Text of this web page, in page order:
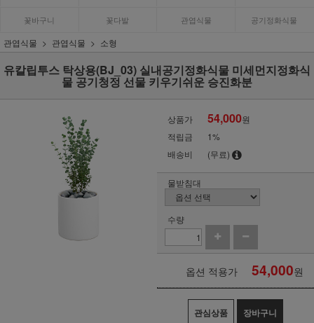
꽃바구니 꽃다발 관엽식물 공기정화식물
관엽식물 관엽식물 소형
유칼립투스 탁상용(BJ_03) 실내공기정화식물 미세먼지정화식
물 공기청정 선물 키우기쉬운 승진화분
상품가 54,000원
적립금
1%
배송비
(무료)
물받침대
수량
옵션 적용가 54,000원
관심상품 장바구니